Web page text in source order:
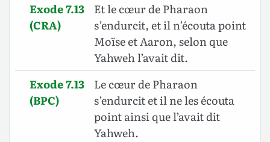
Exode 7.13
(CRA)
Et le cœur de Pharaon
s’endurcit, et il n’écouta point
Moïse et Aaron, selon que
Yahweh l’avait dit.
Exode 7.13
(BPC)
Le cœur de Pharaon
s’endurcit et il ne les écouta
point ainsi que l’avait dit
Yahweh.